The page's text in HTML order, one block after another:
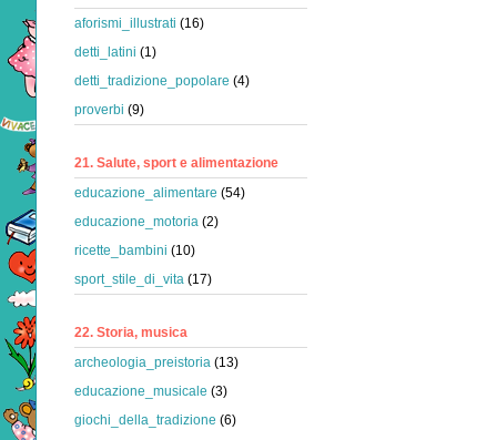
aforismi_illustrati (16)
detti_latini (1)
detti_tradizione_popolare (4)
proverbi (9)
21. Salute, sport e alimentazione
educazione_alimentare (54)
educazione_motoria (2)
ricette_bambini (10)
sport_stile_di_vita (17)
22. Storia, musica
archeologia_preistoria (13)
educazione_musicale (3)
giochi_della_tradizione (6)